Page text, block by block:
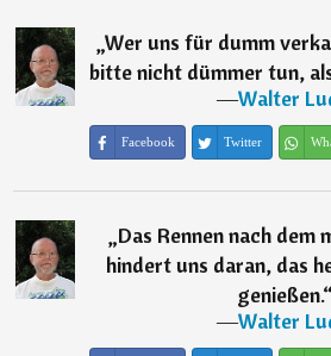
„Wer uns für dumm
bitte nicht dümmer tun,
―Walter
Facebook Twitter
„Das Rennen nach dem
hindert uns daran, das
genießen.“
―Walter